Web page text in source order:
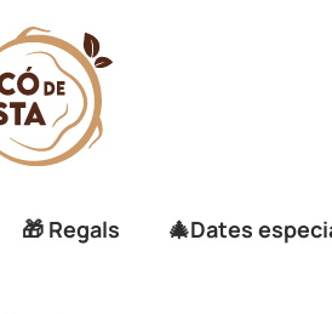
🎁 Regals 🎄Dates